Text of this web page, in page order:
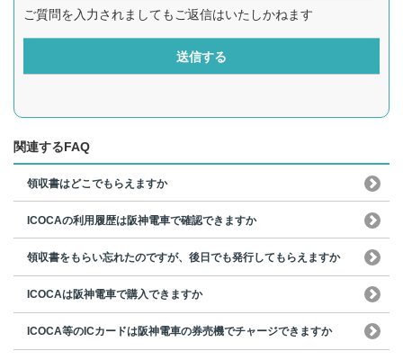
ご質問を入力されましてもご返信はいたしかねます
送信する
関連するFAQ
領収書はどこでもらえますか
ICOCAの利用履歴は阪神電車で確認できますか
領収書をもらい忘れたのですが、後日でも発行してもらえますか
ICOCAは阪神電車で購入できますか
ICOCA等のICカードは阪神電車の券売機でチャージできますか